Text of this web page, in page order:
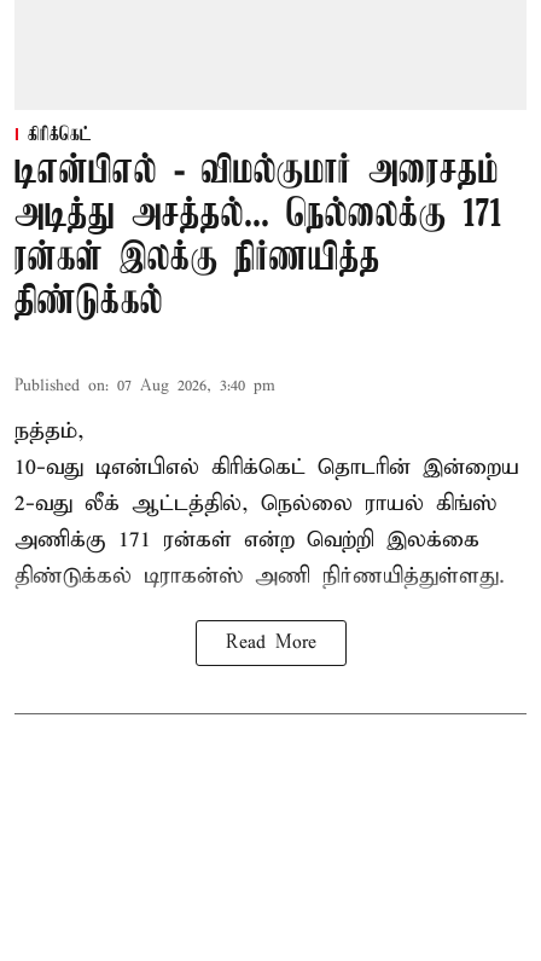
கிரிக்கெட்
டிஎன்பிஎல் - விமல்குமார் அரைசதம்
அடித்து அசத்தல்... நெல்லைக்கு 171
ரன்கள் இலக்கு நிர்ணயித்த
திண்டுக்கல்
Published on: 07 Aug 2026, 3:40 pm
நத்தம்,
10-வது டிஎன்பிஎல் கிரிக்கெட் தொடரின் இன்றைய
2-வது லீக் ஆட்டத்தில், நெல்லை ராயல் கிங்ஸ்
அணிக்கு 171 ரன்கள் என்ற வெற்றி இலக்கை
திண்டுக்கல் டிராகன்ஸ் அணி நிர்ணயித்துள்ளது.
Read More